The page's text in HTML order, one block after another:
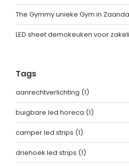
The Gymmy unieke Gym in
LED sheet demokeuken voor
Tags
aanrechtverlichting (1)
buigbare led horeca (1)
camper led strips (1)
driehoek led strips (1)